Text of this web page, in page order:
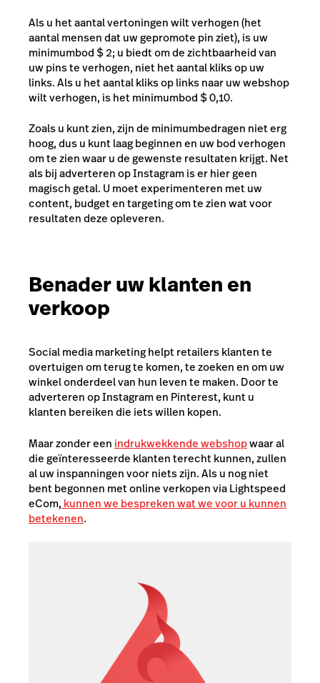
Als u het aantal vertoningen wilt verhogen (het
aantal mensen dat uw gepromote pin ziet), is uw
minimumbod $ 2; u biedt om de zichtbaarheid van
uw pins te verhogen, niet het aantal kliks op uw
links. Als u het aantal kliks op links naar uw webshop
wilt verhogen, is het minimumbod $ 0,10.
Zoals u kunt zien, zijn de minimumbedragen niet erg
hoog, dus u kunt laag beginnen en uw bod verhogen
om te zien waar u de gewenste resultaten krijgt. Net
als bij adverteren op Instagram is er hier geen
magisch getal. U moet experimenteren met uw
content, budget en targeting om te zien wat voor
resultaten deze opleveren.
Benader uw klanten en
verkoop
Social media marketing helpt retailers klanten te
overtuigen om terug te komen, te zoeken en om uw
winkel onderdeel van hun leven te maken. Door te
adverteren op Instagram en Pinterest, kunt u
klanten bereiken die iets willen kopen.
Maar zonder een indrukwekkende webshopwaar al
die geïnteresseerde klanten terecht kunnen, zullen
al uw inspanningen voor niets zijn. Als u nog niet
bent begonnen met online verkopen via Lightspeed
eCom, kunnen we bespreken wat we voor u kunnen
betekenen.